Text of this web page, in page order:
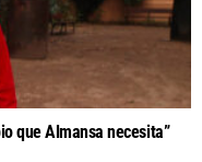
que Almansa necesita”